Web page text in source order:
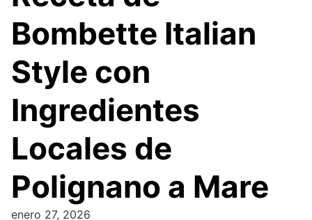
Bombette Italian
Style con
Ingredientes
Locales de
Polignano a Mare
enero 27, 2026